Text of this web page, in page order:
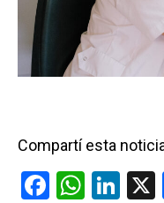
Compartí esta
F
W Li